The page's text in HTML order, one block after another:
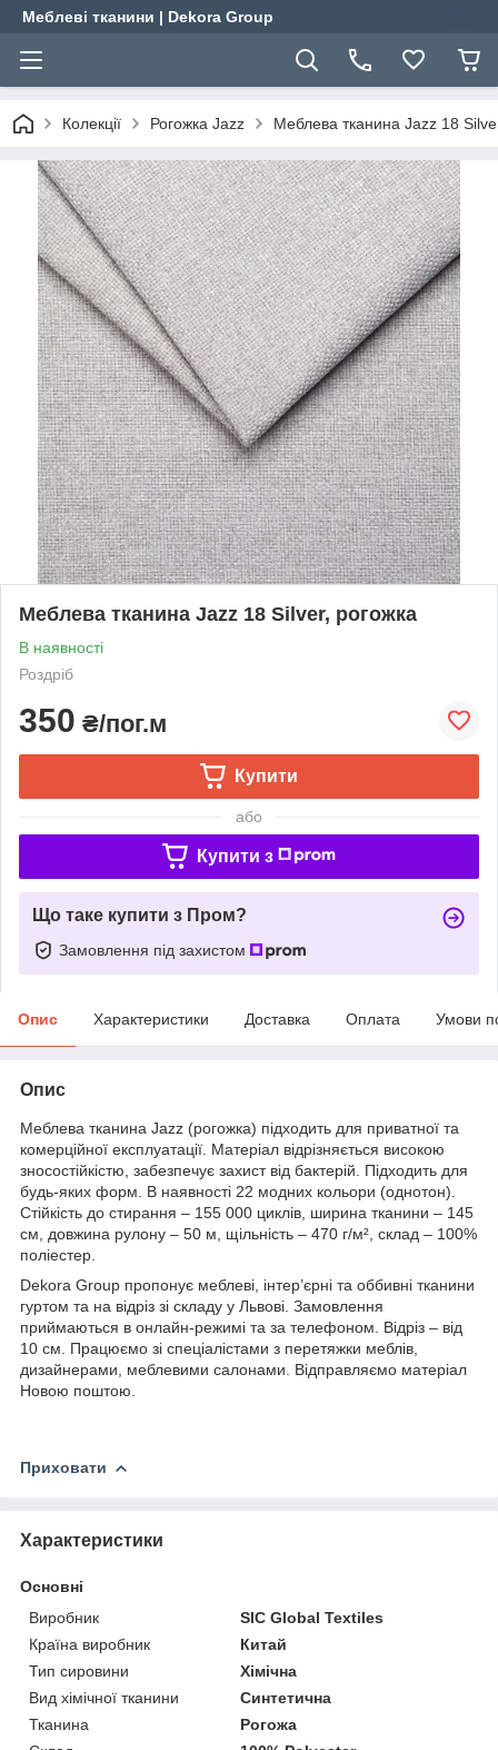
Меблеві тканини | Dekora Group
Колекції Рогожка Jazz Меблева тканина Jazz 18
Меблева тканина Jazz 18 Silver, рогожка
В наявності
Роздріб
350 ₴/пог.м
Купити
або
Купити з
Що таке купити з Пром?
Замовлення під захистом
Опис Характеристики Доставка Оплата Умови
Опис
Меблева тканина Jazz (рогожка) підходить для приватної та
комерційної експлуатації. Матеріал відрізняється високою
зносостійкістю, забезпечує захист від бактерій. Підходить для
будь-яких форм. В наявності 22 модних кольори (однотон).
Стійкість до стирання – 155 000 циклів, ширина тканини – 145
см, довжина рулону – 50 м, щільність – 470 г/м², склад – 100%
поліестер.
Dekora Group пропонує меблеві, інтер’єрні та оббивні тканини
гуртом та на відріз зі складу у Львові. Замовлення
приймаються в онлайн-режимі та за телефоном. Відріз – від
10 см. Працюємо зі спеціалістами з перетяжки меблів,
дизайнерами, меблевими салонами. Відправляємо матеріал
Новою поштою.
Приховати
Характеристики
Основні
Виробник
SIC Global Textiles
Країна виробник
Китай
Тип сировини
Хімічна
Вид хімічної тканини
Синтетична
Тканина
Рогожа